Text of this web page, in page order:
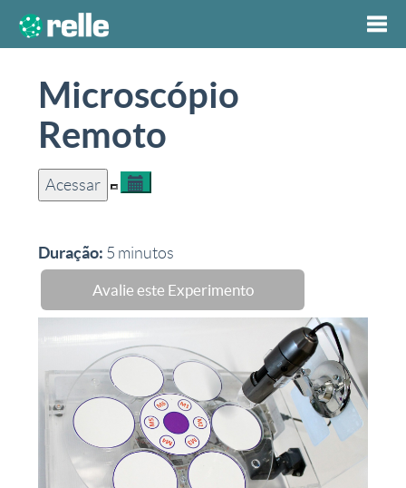
Microscópio
Remoto
Acessar
Duração: 5 minutos
Avalie este Experimento